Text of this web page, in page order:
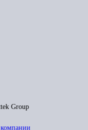
Group